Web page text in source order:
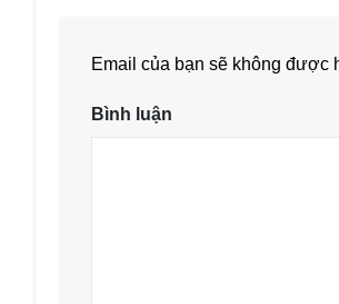
Email của bạn sẽ không được
Bình luận